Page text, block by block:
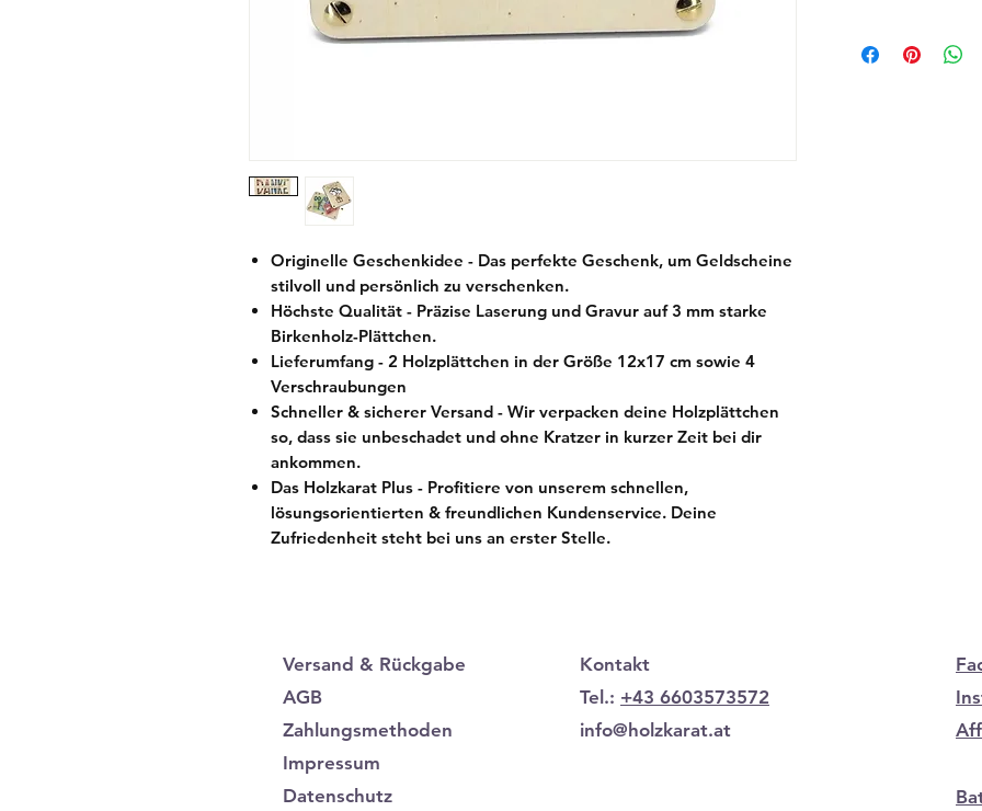
Originelle Geschenkidee - Das perfekte Geschenk, um Geldscheine
stilvoll und persönlich zu verschenken.
Höchste Qualität - Präzise Laserung und Gravur auf 3 mm starke
Birkenholz-Plättchen.
Lieferumfang - 2 Holzplättchen in der Größe 12x17 cm sowie 4
Verschraubungen
Schneller & sicherer Versand - Wir verpacken deine Holzplättchen
so, dass sie unbeschadet und ohne Kratzer in kurzer Zeit bei dir
ankommen.
Das Holzkarat Plus - Profitiere von unserem schnellen,
lösungsorientierten & freundlichen Kundenservice. Deine
Zufriedenheit steht bei uns an erster Stelle.
Versand & Rückgabe
AGB
Zahlungsmethoden
Impressum
Datenschutz
Kontakt
Tel.: +43 6603573572
info@holzkarat.at